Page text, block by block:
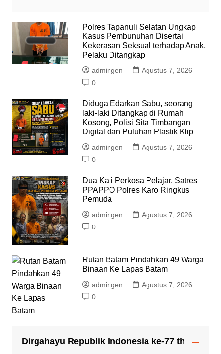
Polres Tapanuli Selatan Ungkap
Kasus Pembunuhan Disertai
Kekerasan Seksual terhadap Anak,
Pelaku Ditangkap
admingen
Agustus 7, 2026
0
Diduga Edarkan Sabu, seorang
laki-laki Ditangkap di Rumah
Kosong, Polisi Sita Timbangan
Digital dan Puluhan Plastik Klip
admingen
Agustus 7, 2026
0
Dua Kali Perkosa Pelajar, Satres
PPAPPO Polres Karo Ringkus
Pemuda
admingen
Agustus 7, 2026
0
Rutan Batam Pindahkan 49 Warga
Binaan Ke Lapas Batam
admingen
Agustus 7, 2026
0
Dirgahayu Republik Indonesia ke-77 th